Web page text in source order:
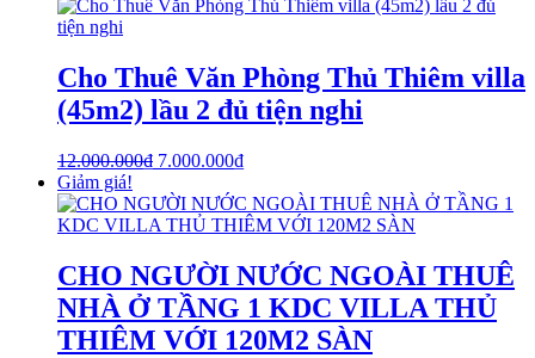
Cho Thuê Văn Phòng Thủ Thiêm villa
(45m2) lầu 2 đủ tiện nghi
12.000.000₫ 7.000.000₫
Giảm giá!
CHO NGƯỜI NƯỚC NGOÀI THUÊ
NHÀ Ở TẦNG 1 KDC VILLA THỦ
THIÊM VỚI 120M2 SÀN